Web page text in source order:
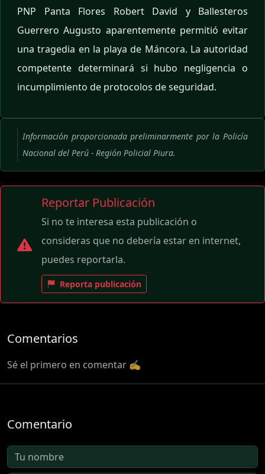
PNP Panta Flores Robert David y Ballesteros
Guerrero Augusto aparentemente permitió evitar
una tragedia en la playa de Máncora. La autoridad
competente determinará si hubo negligencia o
incumplimiento de protocolos de seguridad.
Información proporcionada preliminarmente por la Policía
Nacional del Perú - Región Policial Piura.
Reportar Publicación
Si no te interesa esta publicación o
consideras que no debería estar en internet,
puedes reportarla.
Reporta publicación
Comentarios
Sé el primero en comentar ✍️
Comentario